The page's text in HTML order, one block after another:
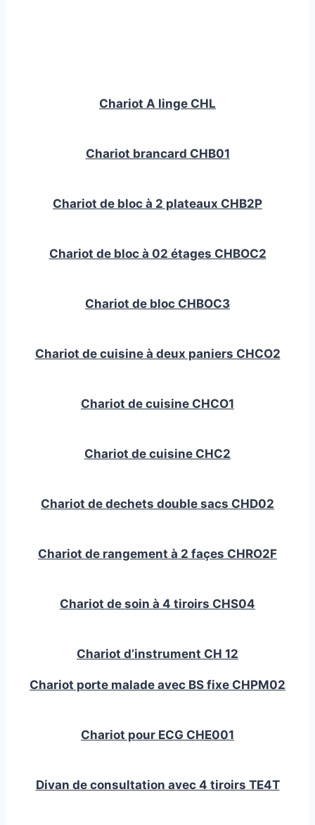
Chariot A linge CHL
Chariot brancard CHB01
Chariot de bloc à 2 plateaux CHB2P
Chariot de bloc à 02 étages CHBOC2
Chariot de bloc CHBOC3
Chariot de cuisine à deux paniers CHCO2
Chariot de cuisine CHCO1
Chariot de cuisine CHC2
Chariot de dechets double sacs CHD02
Chariot de rangement à 2 façes CHRO2F
Chariot de soin à 4 tiroirs CHS04
Chariot d’instrument CH 12
Chariot porte malade avec BS fixe CHPM02
Chariot pour ECG CHE001
Divan de consultation avec 4 tiroirs TE4T